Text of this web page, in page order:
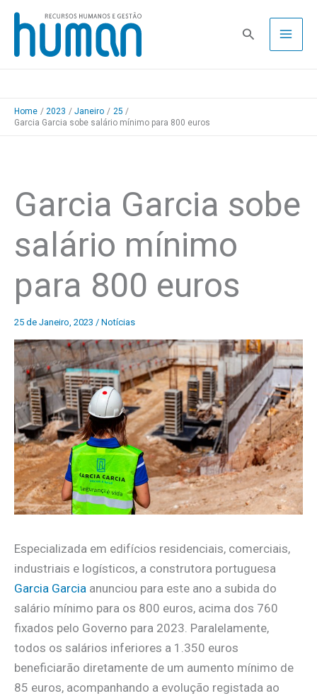
Skip
content
Pesquisa
Home 2023 Janeiro
25
Garcia Garcia sobe salário mínimo para 800 euros
Garcia Garcia sobe
salário mínimo
para 800 euros
25 de Janeiro, 2023 / Notícias
Especializada em edifícios residenciais, comerciais,
industriais e logísticos, a construtora portuguesa
Garcia Garcia anunciou para este ano a subida do
salário mínimo para os 800 euros, acima dos 760
fixados pelo Governo para 2023. Paralelamente,
todos os salários inferiores a 1.350 euros
beneficiarão diretamente de um aumento mínimo de
85 euros, acompanhando a evolução registada ao